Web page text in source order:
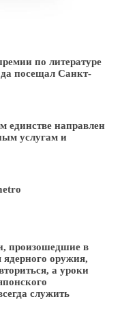
по литературе
посещал Санкт-
единстве направлен
услугам и
произошедшие в
ядерного оружия,
а уроки
служить